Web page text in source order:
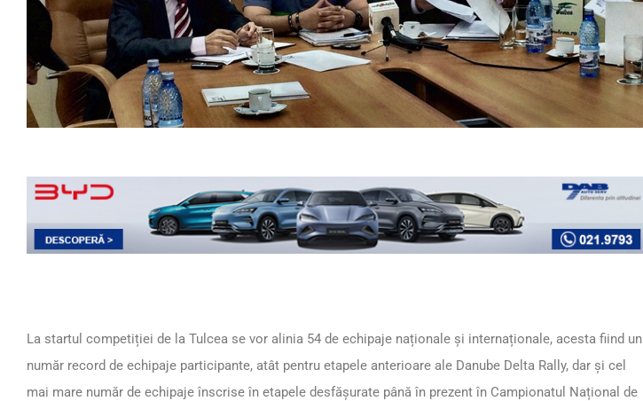
La startul competiției de la Tulcea se vor alinia 54 de echipaje naționale și internaționale, acesta fiind un
număr record de echipaje participante, atât pentru etapele anterioare ale Danube Delta Rally, dar și cel
mai mare număr de echipaje înscrise în etapele desfășurate până în prezent în Campionatul Național de